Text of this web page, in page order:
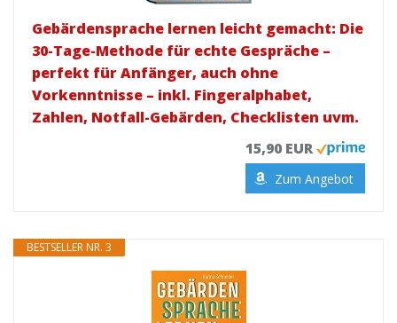
Gebärdensprache lernen leicht gemacht: Die
30-Tage-Methode für echte Gespräche –
perfekt für Anfänger, auch ohne
Vorkenntnisse – inkl. Fingeralphabet,
Zahlen, Notfall-Gebärden, Checklisten uvm.
15,90 EUR
Zum Angebot
BESTSELLER NR. 3